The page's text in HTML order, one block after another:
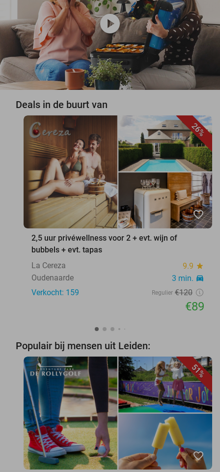
play_circle
Deals in de buurt van
26%
favorite_border
2,5 uur privéwellness voor 2 + evt. wijn of
bubbels + evt. tapas
La Cereza
9.9 star
Oudenaarde 3 min. directions_car
Verkocht: 159 Regulier €120
€89
Populair bij mensen uit Leiden:
51%
favorite_border